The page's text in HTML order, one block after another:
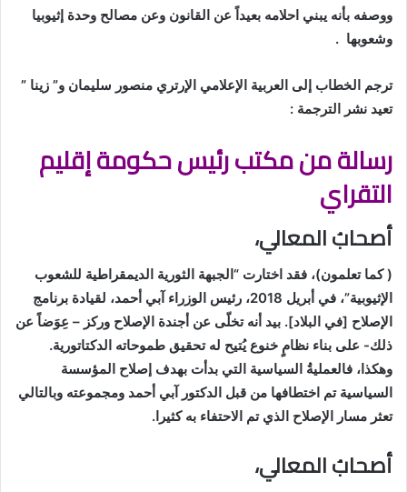
ووصفه بأنه يبني احلامه بعيداً عن القانون وعن مصالح وحدة إثيوبيا
وشعوبها .
ترجم الخطاب إلى العربية الإعلامي الإرتري منصور سليمان و” زينا ”
تعيد نشر الترجمة :
رسالة من مكتب رئيس حكومة إقليم
التقراي
أصحابُ المعالي،
( كما تعلمون)، فقد اختارت “الجبهة الثورية الديمقراطية للشعوب
الإثيوبية”، في أبريل 2018، رئيس الوزراء آبي أحمد، لقيادة برنامج
الإصلاح [في البلاد]. بيد أنه تخلّى عن أجندة الإصلاح وركز – عِوَضاً عن
ذلك- على بناء نظامٍ خنوع يُتيح له تحقيق طموحاته الدكتاتورية.
وهكذا، فالعمليةُ السياسية التي بدأت بهدف إصلاح المؤسسة
السياسية تم اختطافها من قبل الدكتور آبي أحمد ومجموعته وبالتالي
تعثر مسار الإصلاح الذي تم الاحتفاء به كثيرا .
أصحابُ المعالي،